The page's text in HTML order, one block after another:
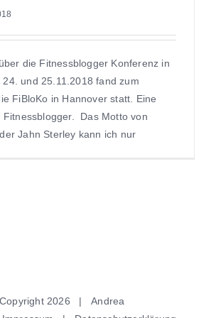
die Fitnessblogger Konferenz in
24. und 25.11.2018 fand zum
FiBloKo in Hannover statt. Eine
Fitnessblogger. Das Motto von
Jahn Sterley kann ich nur
2026 | Andrea